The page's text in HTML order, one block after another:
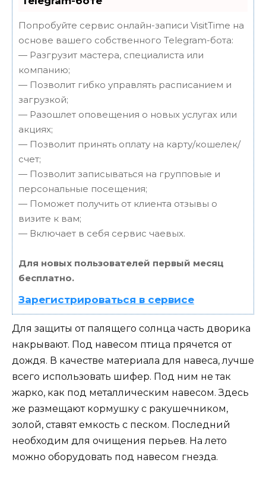
Попробуйте сервис онлайн-записи VisitTime на
основе вашего собственного Telegram-бота:
— Разгрузит мастера, специалиста или
компанию;
— Позволит гибко управлять расписанием и
загрузкой;
— Разошлет оповещения о новых услугах или
акциях;
— Позволит принять оплату на карту/кошелек/
счет;
— Позволит записываться на групповые и
персональные посещения;
— Поможет получить от клиента отзывы о
визите к вам;
— Включает в себя сервис чаевых.
Для новых пользователей первый месяц
бесплатно.
Зарегистрироваться в сервисе
Для защиты от палящего солнца часть дворика
накрывают. Под навесом птица прячется от
дождя. В качестве материала для навеса, лучше
всего использовать шифер. Под ним не так
жарко, как под металлическим навесом. Здесь
же размещают кормушку с ракушечником,
золой, ставят емкость с песком. Последний
необходим для очищения перьев. На лето
можно оборудовать под навесом гнезда.